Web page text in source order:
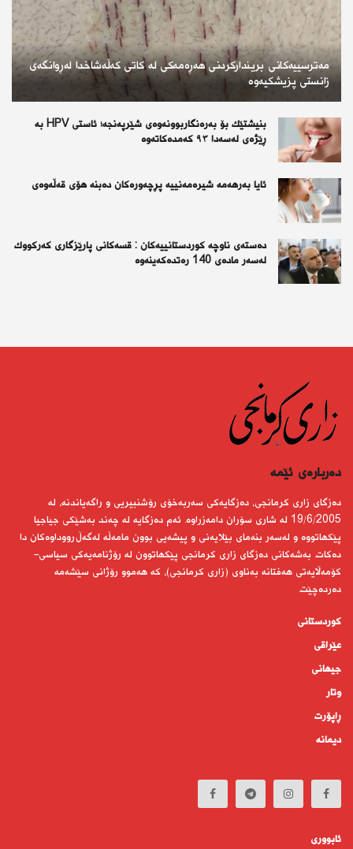
مەترسییەکانی بریندارکردنی هەڕەمەکی لە کاتی کەڵەشاخدا لەڕوانگەی
زانستی پزیشکیەوە
بنیشتێك بۆ بەرەنگاربوونەوەی شێرپەنجە؛ ئاستی HPV بە
ڕێژەی لەسەدا ٩٣ كەمدەكاتەوە
ئايا به‌رهه‌مه‌ شيره‌مه‌نييه‌ پڕچه‌وره‌كان ده‌بنه‌ هۆى قه‌ڵه‌وه‌ى
دەستەی ناوچە كوردستانییەكان : قسەكانی پارێزگاری كەركووك
لەسەر مادەی 140 رەتدەكەینەوە
دەربارەى ئێمە
دەزگای زاری كرمانجی، دەزگایەكی سەربەخۆی رۆشنبیریی و راگەیاندنە، لە
19/6/2005 لە شاری سۆران دامەزراوە. ئەم دەزگایە لە چەند بەشێكی جیاجیا
پێكهاتووە و لەسەر بنەمای بێلایەنی و پیشەیی بوون مامەڵە لەگەڵ رووداوەكان دا
دەكات. بەشەكانی دەزگای زاری كرمانجی پێكهاتوون لە رۆژنامەیەكی سیاسی-
كۆمەڵایەتی هەفتانە بەناوی (زاری كرمانجی)، كە هەموو رۆژانی سێشەمە
دەردەچێت.
کوردستانى
عێراقی
جیهانى
وتار
ڕاپۆرت
دیمانە
ئابوورى